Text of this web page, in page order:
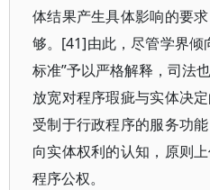
体结果产生具体影响的要
够。[41]由此，尽管学界倾
标准”予以严格解释，司法
放宽对程序瑕疵与实体决
受制于行政程序的服务功
向实体权利的认知，原则
程序公权。